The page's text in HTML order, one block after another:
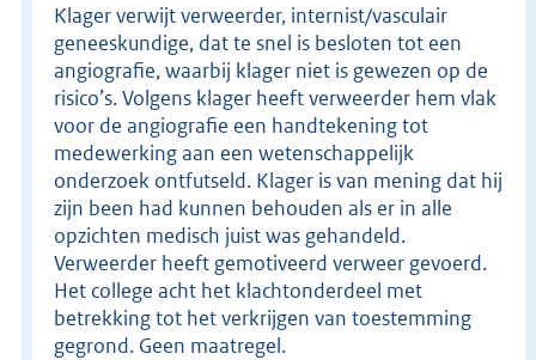
Klager verwijt verweerder, internist/vasculair
geneeskundige, dat te snel is besloten tot een
angiografie, waarbij klager niet is gewezen op de
risico’s. Volgens klager heeft verweerder hem vlak
voor de angiografie een handtekening tot
medewerking aan een wetenschappelijk
onderzoek ontfutseld. Klager is van mening dat hij
zijn been had kunnen behouden als er in alle
opzichten medisch juist was gehandeld.
Verweerder heeft gemotiveerd verweer gevoerd.
Het college acht het klachtonderdeel met
betrekking tot het verkrijgen van toestemming
gegrond. Geen maatregel.